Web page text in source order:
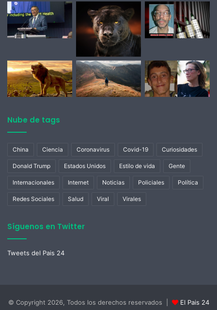
Nube de tags
China Ciencia Coronavirus Covid-19 Curiosidades
Donald Trump Estados Unidos Estilo de vida Gente
Internacionales Internet Noticias Policiales Política
Redes Sociales Salud Viral Virales
Síguenos en Twitter
Tweets del Pais 24
© Copyright 2026, Todos los derechos reservados | El Pais 24